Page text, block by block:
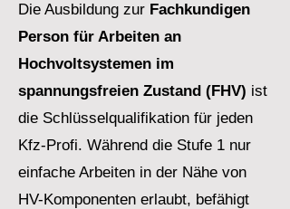
Die Ausbildung zur Fachkundigen
Person für Arbeiten an
Hochvoltsystemen im
spannungsfreien Zustand (FHV) ist
die Schlüsselqualifikation für jeden
Kfz-Profi. Während die Stufe 1 nur
einfache Arbeiten in der Nähe von
HV-Komponenten erlaubt, befähigt